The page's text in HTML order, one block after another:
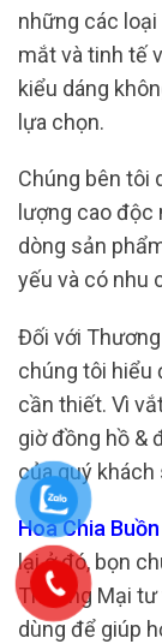
những các
mắt và tinh tế
kiểu dáng
lựa chọn.
Chúng bên tôi
lượng cao độc
dòng sản
yếu và có nhu
Đối với
chúng tôi hiểu
cần thiết. Vì
giờ đồng hồ &
của quý
Hoa Chia
lại ở đó, bọn
Thương Mại tư
dùng để giúp